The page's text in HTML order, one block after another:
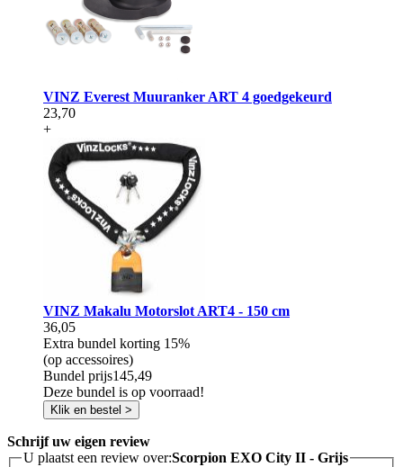
VINZ Everest Muuranker ART 4 goedgekeurd
23,70
+
VINZ Makalu Motorslot ART4 - 150 cm
36,05
Extra bundel korting 15%
(op accessoires)
Bundel prijs145,49
Deze bundel is op voorraad!
Klik en bestel >
Schrijf uw eigen review
U plaatst een review over:Scorpion EXO City II - Grijs